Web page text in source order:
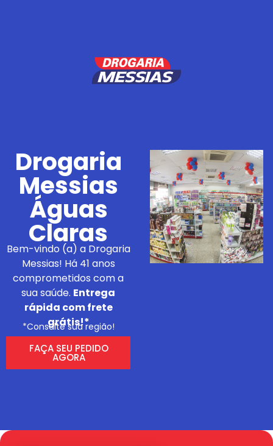
Drogaria
Messias
Águas
Claras
Bem-vindo (a) a Drogaria
Messias! Há 41 anos
comprometidos com a
sua saúde. Entrega
rápida com frete
grátis!*
*Consulte sua região!
FAÇA SEU PEDIDO
AGORA